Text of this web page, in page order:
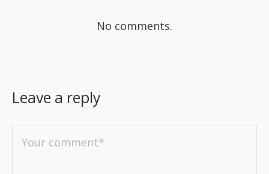
No comments.
Leave a reply